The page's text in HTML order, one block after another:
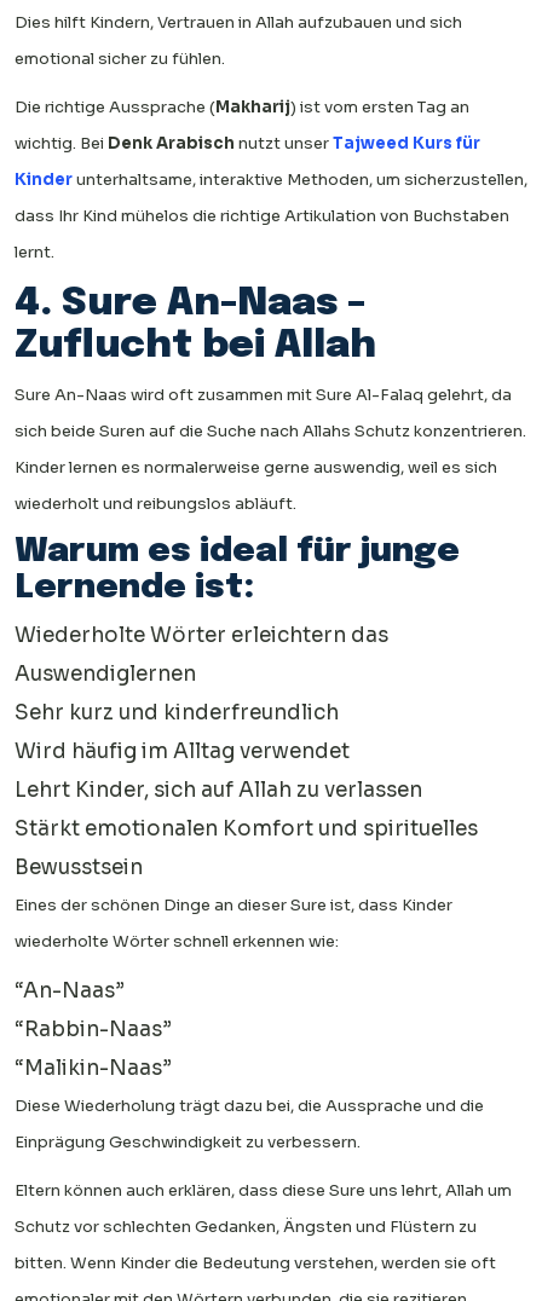
Dies hilft Kindern, Vertrauen in Allah aufzubauen und sich
emotional sicher zu fühlen.
Die richtige Aussprache (Makharij) ist vom ersten Tag an
wichtig. Bei Denk Arabisch nutzt unserTajweed Kurs für
Kinderunterhaltsame, interaktive Methoden, um sicherzustellen,
dass Ihr Kind mühelos die richtige Artikulation von Buchstaben
lernt.
4. Sure An-Naas –
Zuflucht bei Allah
Sure An-Naas wird oft zusammen mit Sure Al-Falaq gelehrt, da
sich beide Suren auf die Suche nach Allahs Schutz konzentrieren.
Kinder lernen es normalerweise gerne auswendig, weil es sich
wiederholt und reibungslos abläuft.
Warum es ideal für junge
Lernende ist:
Wiederholte Wörter erleichtern das
Auswendiglernen
Sehr kurz und kinderfreundlich
Wird häufig im Alltag verwendet
Lehrt Kinder, sich auf Allah zu verlassen
Stärkt emotionalen Komfort und spirituelles
Bewusstsein
Eines der schönen Dinge an dieser Sure ist, dass Kinder
wiederholte Wörter schnell erkennen wie:
“An-Naas”
“Rabbin-Naas”
“Malikin-Naas”
Diese Wiederholung trägt dazu bei, die Aussprache und die
Einprägung Geschwindigkeit zu verbessern.
Eltern können auch erklären, dass diese Sure uns lehrt, Allah um
Schutz vor schlechten Gedanken, Ängsten und Flüstern zu
bitten. Wenn Kinder die Bedeutung verstehen, werden sie oft